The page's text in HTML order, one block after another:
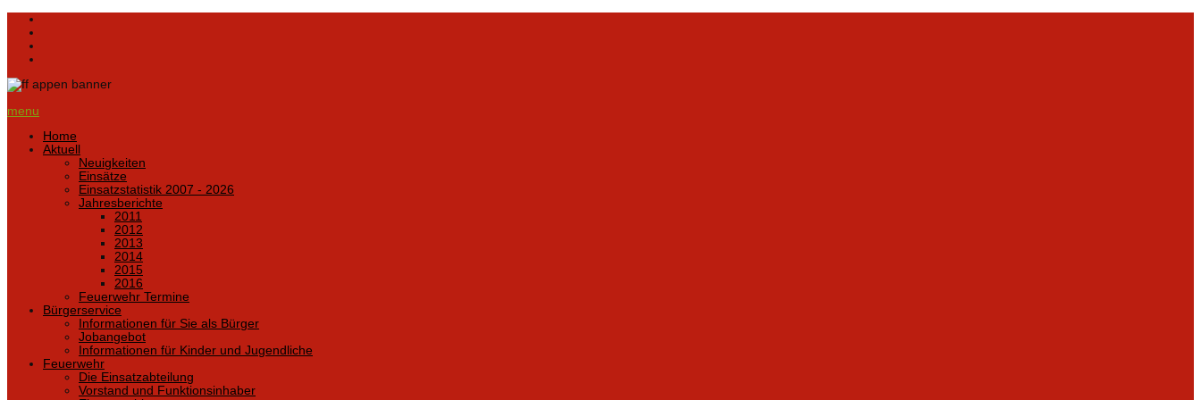
menu
Home
Aktuell
Neuigkeiten
Einsätze
Einsatzstatistik 2007 - 2026
Jahresberichte
2011
2012
2013
2014
2015
2016
Feuerwehr Termine
Bürgerservice
Informationen für Sie als Bürger
Jobangebot
Informationen für Kinder und Jugendliche
Feuerwehr
Die Einsatzabteilung
Vorstand und Funktionsinhaber